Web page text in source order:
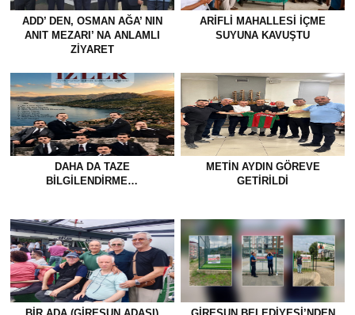
ADD’ DEN, OSMAN AĞA’ NIN
ANIT MEZARI’ NA ANLAMLI
ZİYARET
ARIFLI MAHALLESI İÇME
SUYUNA KAVUŞTU
DAHA DA TAZE
BİLGİLENDİRME…
METİN AYDIN GÖREVE
GETİRİLDİ